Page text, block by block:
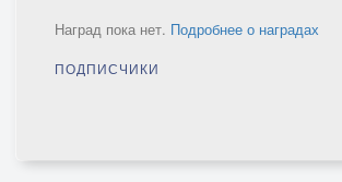
Наград пока нет. Подробнее о наградах
ПОДПИСЧИКИ